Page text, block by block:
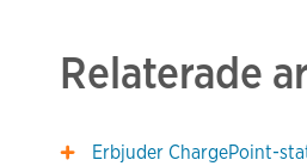
Relaterade
Erbjuder ChargePoint-